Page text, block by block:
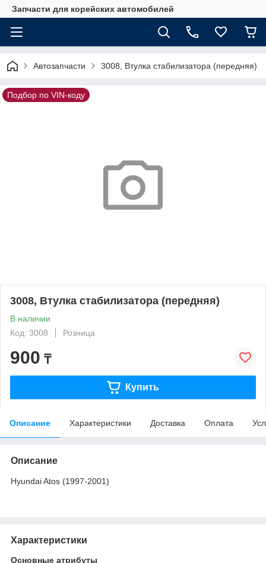
Запчасти для корейских автомобилей
Автозапчасти 3008, Втулка стабилизатора (передняя)
Подбор по VIN-коду
3008, Втулка стабилизатора (передняя)
В наличии
Код: 3008
Розница
900 ₸
Купить
Описание Характеристики Доставка Оплата
Описание
Hyundai Atos (1997-2001)
Характеристики
Основные атрибуты